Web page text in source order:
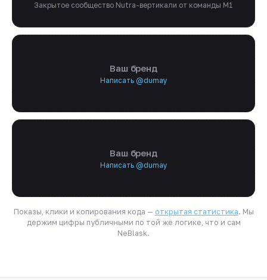
Закрытое сообщество Nutra-вертикали от команды M1
Ваш бренд
Написать @dumay
Ваш бренд
Написать @dumay
Показы, клики и копирования кода — открытая статистика. Мы
держим цифры публичными по той же логике, что и сам
NeBlask.